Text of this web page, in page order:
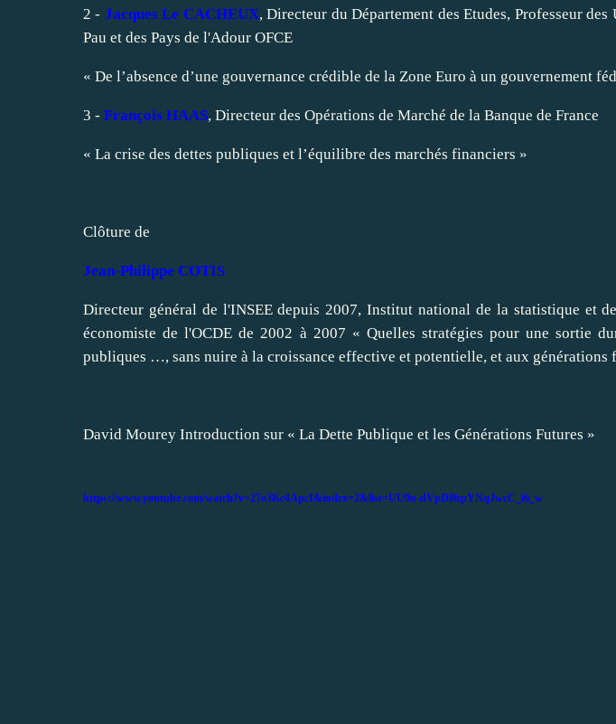
2 - Jacques Le CACHEUX, Directeur du Département des Etudes, Professeur
Pau et des Pays de l'Adour OFCE
« De l’absence d’une gouvernance crédible de la Zone Euro à un gouvernement
3 - François HAAS, Directeur des Opérations de Marché de la Banque de France
« La crise des dettes publiques et l’équilibre des marchés financiers »
Clôture de
Jean-Philippe COTIS
Directeur général de l'INSEE depuis 2007, Institut national de la statistique et
économiste de l'OCDE de 2002 à 2007 « Quelles stratégies pour une sortie
publiques …, sans nuire à la croissance effective et potentielle, et aux générations
David Mourey Introduction sur « La Dette Publique et les Générations Futures »
https://www.youtube.com/watch?v=27o3Kc4ApcI&index=2&list=UU9n-dVpD0hpYNqJwcC_i6_w